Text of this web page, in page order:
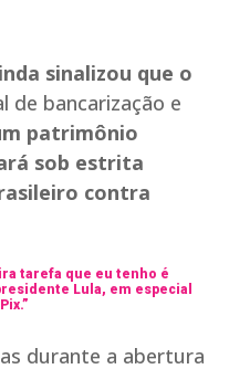
sinalizou que o
de bancarização e
patrimônio
sob estrita
contra
tarefa que eu tenho é
Lula, em especial
durante a abertura